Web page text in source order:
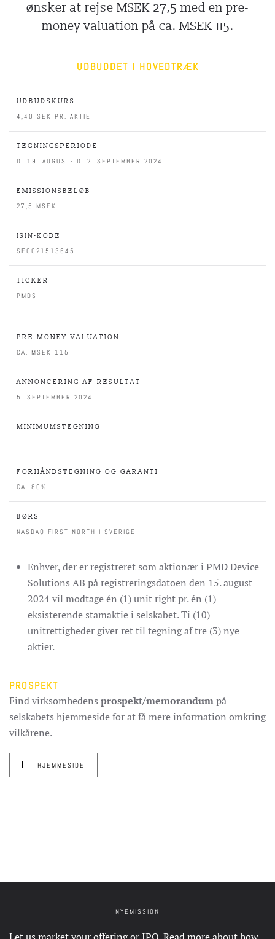
ønsker at rejse MSEK 27,5 med en pre-
money valuation på ca. MSEK 115.
UDBUDDET I HOVEDTRÆK
UDBUDSKURS
4,40 SEK PR. AKTIE
TEGNINGSPERIODE
D. 19. AUGUST- D. 2. SEPTEMBER 2024
EMISSIONSBELØB
27,5 MSEK
ISIN-KODE
SE0021513645
TICKER
PMDS
PRE-MONEY VALUATION
CA. MSEK 115
ANNONCERING AF RESULTAT
5. SEPTEMBER 2024
MINIMUMSTEGNING
–
FORHÅNDSTEGNING OG GARANTI
CA. 80%
BØRS
NASDAQ FIRST NORTH I SVERIGE
Enhver, der er registreret som aktionær i PMD Device
Solutions AB på registreringsdatoen den 15. august
2024 vil modtage én (1) unit right pr. én (1)
eksisterende stamaktie i selskabet. Ti (10)
unitrettigheder giver ret til tegning af tre (3) nye
aktier.
PROSPEKT
Find virksomhedens prospekt/memorandumpå
selskabets hjemmeside for at få mere information omkring
vilkårene.
HJEMMESIDE
NYEMISSION